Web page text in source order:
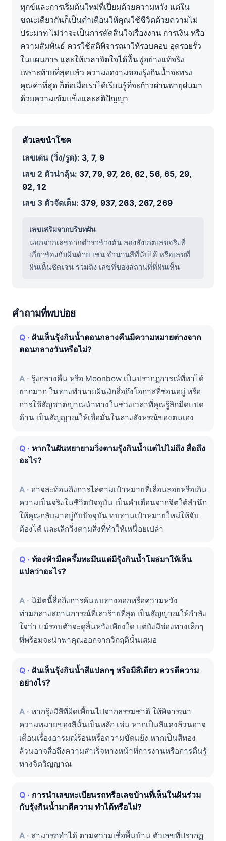
ทุกข์และการเริ่มต้นใหม่ที่เปี่ยมด้วยความหวัง แต่ใน
ขณะเดียวกันก็เป็นคำเตือนให้คุณใช้ชีวิตด้วยความไม่
ประมาท ไม่ว่าจะเป็นการตัดสินใจเรื่องงาน การเงิน หรือ
ความสัมพันธ์ ควรใช้สติพิจารณาให้รอบคอบ อุดรอยรั่ว
ในแผนการ และให้เวลาจิตใจได้ฟื้นฟูอย่างแท้จริง
เพราะท้ายที่สุดแล้ว ความงดงามของรุ้งกินน้ำจะทรง
คุณค่าที่สุด ก็ต่อเมื่อเราได้เรียนรู้ที่จะก้าวผ่านพายุฝนมา
ด้วยความเข้มแข็งและสติปัญญา
ตัวเลขนำโชค
เลขเด่น (วิ่ง/รูด): 3, 7, 9
เลข 2 ตัวน่าลุ้น: 37, 79, 97, 26, 62, 56, 65, 29,
92, 12
เลข 3 ตัวจัดเต็ม: 379, 937, 263, 267, 269
เลขเสริมจากบริบทฝัน
นอกจากเลขจากตำราข้างต้น ลองสังเกตเลขจริงที่
เกี่ยวข้องกับฝันด้วย เช่น จำนวนสีที่นับได้ หรือเลขที่
ฝันเห็นชัดเจน รวมถึง เลขที่ของสถานที่ที่ฝันเห็น
คำถามที่พบบ่อย
ฝันเห็นรุ้งกินน้ำตอนกลางคืนมีความหมายต่างจาก
ตอนกลางวันหรือไม่?
รุ้งกลางคืน หรือ Moonbow เป็นปรากฏการณ์ที่หาได้
ยากมาก ในทางทำนายฝันมักสื่อถึงโอกาสที่ซ่อนอยู่ หรือ
การใช้สัญชาตญาณนำทางในช่วงเวลาที่คุณรู้สึกมืดแปด
ด้าน เป็นสัญญาณให้เชื่อมั่นในลางสังหรณ์ของตนเอง
หากในฝันพยายามวิ่งตามรุ้งกินน้ำแต่ไปไม่ถึง สื่อถึง
อะไร?
อาจสะท้อนถึงการไล่ตามเป้าหมายที่เลื่อนลอยหรือเกิน
ความเป็นจริงในชีวิตปัจจุบัน เป็นคำเตือนจากจิตใต้สำนึก
ให้คุณกลับมาอยู่กับปัจจุบัน ทบทวนเป้าหมายใหม่ให้จับ
ต้องได้ และเลิกวิ่งตามสิ่งที่ทำให้เหนื่อยเปล่า
ท้องฟ้ามืดครึ้มทะมึนแต่มีรุ้งกินน้ำโผล่มาให้เห็น
แปลว่าอะไร?
นิมิตนี้สื่อถึงการค้นพบทางออกหรือความหวัง
ท่ามกลางสถานการณ์ที่เลวร้ายที่สุด เป็นสัญญาณให้กำลัง
ใจว่า แม้รอบตัวจะดูสิ้นหวังเพียงใด แต่ยังมีช่องทางเล็กๆ
ที่พร้อมจะนำพาคุณออกจากวิกฤตินั้นเสมอ
ฝันเห็นรุ้งกินน้ำสีแปลกๆ หรือมีสีเดียว ควรตีความ
อย่างไร?
หากรุ้งมีสีที่ผิดเพี้ยนไปจากธรรมชาติ ให้พิจารณา
ความหมายของสีนั้นเป็นหลัก เช่น หากเป็นสีแดงล้วนอาจ
เตือนเรื่องอารมณ์ร้อนหรือความขัดแย้ง หากเป็นสีทอง
ล้วนอาจสื่อถึงความสำเร็จทางหน้าที่การงานหรือการตื่นรู้
ทางจิตวิญญาณ
การนำเลขทะเบียนรถหรือเลขบ้านที่เห็นในฝันร่วม
กับรุ้งกินน้ำมาตีความ ทำได้หรือไม่?
สามารถทำได้ ตามความเชื่อพื้นบ้าน ตัวเลขที่ปรากฏ